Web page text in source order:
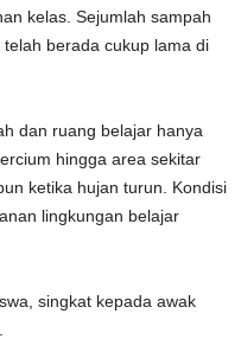
kelas. Sejumlah sampah
berada cukup lama di
dan ruang belajar hanya
hingga area sekitar
ketika hujan turun. Kondisi
lingkungan belajar
singkat kepada awak